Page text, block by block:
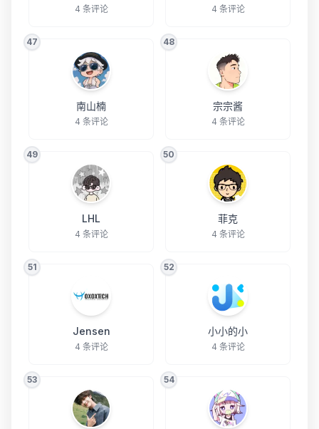
4 条评论 4 条评论
47
南山楠
4 条评论
48
宗宗酱
4 条评论
49
LHL
4 条评论
50
菲克
4 条评论
51
Jensen
4 条评论
52
小小的小
4 条评论
53 54